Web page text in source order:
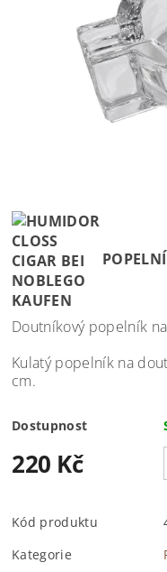
Doutníkový popelník
Kulatý popelník na
cm.
Dostupnost
220 Kč
Kód produktu
Kategorie